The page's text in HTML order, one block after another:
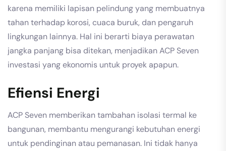
karena memiliki lapisan pelindung yang membuatnya
tahan terhadap korosi, cuaca buruk, dan pengaruh
lingkungan lainnya. Hal ini berarti biaya perawatan
jangka panjang bisa ditekan, menjadikan ACP Seven
investasi yang ekonomis untuk proyek apapun.
Efiensi Energi
ACP Seven memberikan tambahan isolasi termal ke
bangunan, membantu mengurangi kebutuhan energi
untuk pendinginan atau pemanasan. Ini tidak hanya